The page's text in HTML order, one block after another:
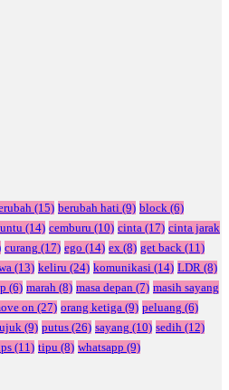
(15) berubah hati (9) block (6)
(14) cemburu (10) cinta (17) cinta jarak
curang (17) ego (14) ex (8) get back (11)
(13) keliru (24) komunikasi (14) LDR (8)
(6) marah (8) masa depan (7) masih sayang
on (27) orang ketiga (9) peluang (6)
(9) putus (26) sayang (10) sedih (12)
(11) tipu (8) whatsapp (9)